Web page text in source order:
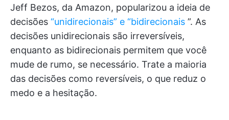
Jeff Bezos, da Amazon, popularizou a ideia de
decisões “unidirecionais” e “bidirecionais ”. As
decisões unidirecionais são irreversíveis,
enquanto as bidirecionais permitem que você
mude de rumo, se necessário. Trate a maioria
das decisões como reversíveis, o que reduz o
medo e a hesitação.